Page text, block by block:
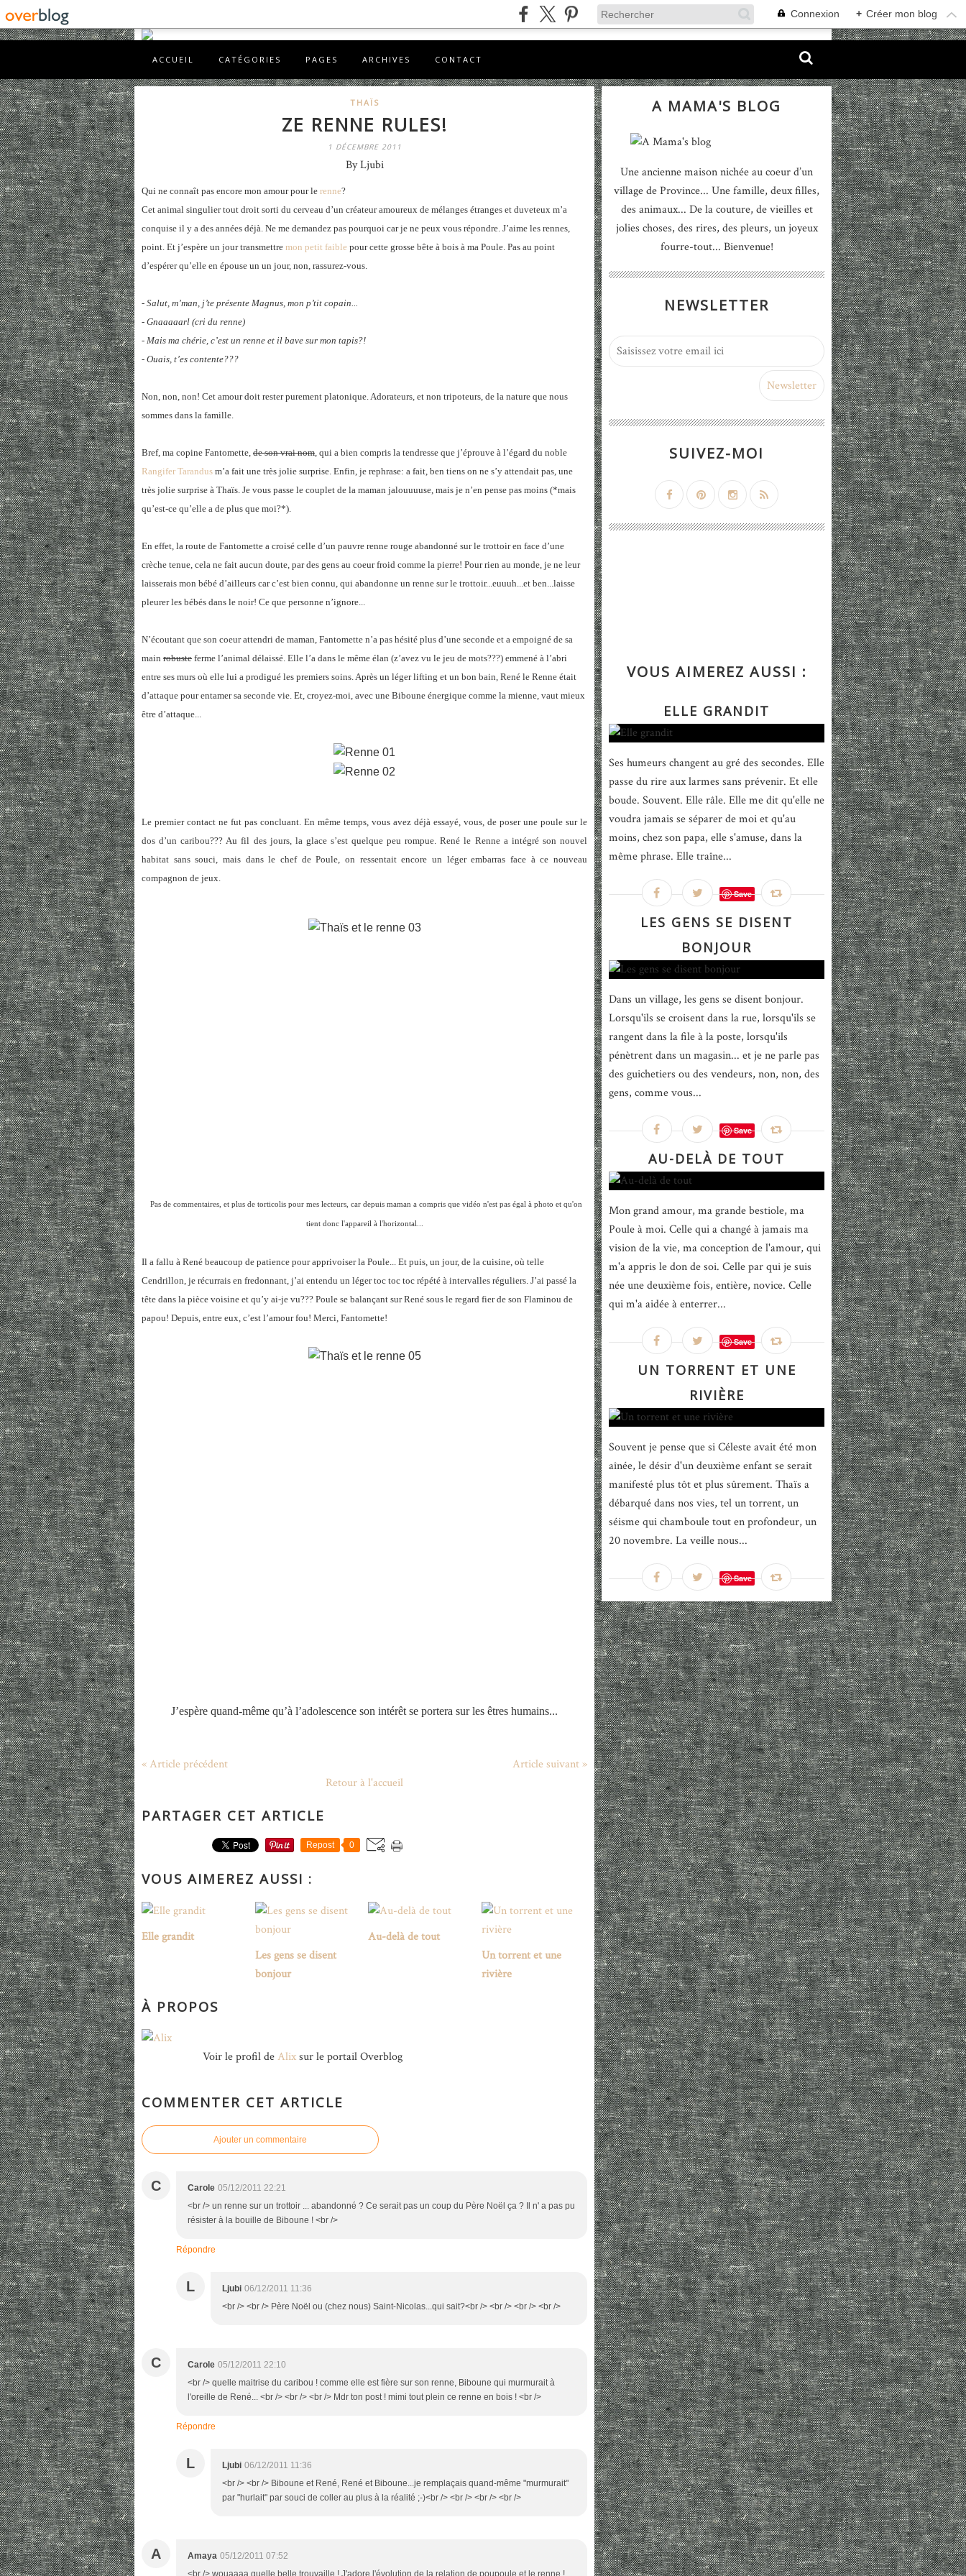
Connexion + Créer mon blog
ACCUEIL CATÉGORIES PAGES ARCHIVES CONTACT
THAÏS
ZE RENNE RULES!
1 DÉCEMBRE 2011
By Ljubi
Qui ne connaît pas encore mon amour pour le renne?
Cet animal singulier tout droit sorti du cerveau d’un créateur amoureux de mélanges étranges et duveteux m’a
conquise il y a des années déjà. Ne me demandez pas pourquoi car je ne peux vous répondre. J’aime les rennes,
point. Et j’espère un jour transmettre mon petit faible pour cette grosse bête à bois à ma Poule. Pas au point
d’espérer qu’elle en épouse un un jour, non, rassurez-vous.
- Salut, m’man, j’te présente Magnus, mon p’tit copain...
- Gnaaaaarl (cri du renne)
- Mais ma chérie, c’est un renne et il bave sur mon tapis?!
- Ouais, t’es contente???
Non, non, non! Cet amour doit rester purement platonique. Adorateurs, et non tripoteurs, de la nature que nous
sommes dans la famille.
Bref, ma copine Fantomette, de son vrai nom, qui a bien compris la tendresse que j’éprouve à l’égard du noble
Rangifer Tarandus m’a fait une très jolie surprise. Enfin, je rephrase: a fait, ben tiens on ne s’y attendait pas, une
très jolie surprise à Thaïs. Je vous passe le couplet de la maman jalouuuuse, mais je n’en pense pas moins (*mais
qu’est-ce qu’elle a de plus que moi?*).
En effet, la route de Fantomette a croisé celle d’un pauvre renne rouge abandonné sur le trottoir en face d’une
crèche tenue, cela ne fait aucun doute, par des gens au coeur froid comme la pierre! Pour rien au monde, je ne leur
laisserais mon bébé d’ailleurs car c’est bien connu, qui abandonne un renne sur le trottoir...euuuh...et ben...laisse
pleurer les bébés dans le noir! Ce que personne n’ignore...
N’écoutant que son coeur attendri de maman, Fantomette n’a pas hésité plus d’une seconde et a empoigné de sa
main robuste ferme l’animal délaissé. Elle l’a dans le même élan (z’avez vu le jeu de mots???) emmené à l’abri
entre ses murs où elle lui a prodigué les premiers soins. Après un léger lifting et un bon bain, René le Renne était
d’attaque pour entamer sa seconde vie. Et, croyez-moi, avec une Biboune énergique comme la mienne, vaut mieux
être d’attaque...
Le premier contact ne fut pas concluant. En même temps, vous avez déjà essayé, vous, de poser une poule sur le
dos d’un caribou??? Au fil des jours, la glace s’est quelque peu rompue. René le Renne a intégré son nouvel
habitat sans souci, mais dans le chef de Poule, on ressentait encore un léger embarras face à ce nouveau
compagnon de jeux.
Pas de commentaires, et plus de torticolis pour mes lecteurs, car depuis maman a compris que vidéo n'est pas égal à photo et qu'on
tient donc l'appareil à l'horizontal...
Il a fallu à René beaucoup de patience pour apprivoiser la Poule... Et puis, un jour, de la cuisine, où telle
Cendrillon, je récurrais en fredonnant, j’ai entendu un léger toc toc toc répété à intervalles réguliers. J’ai passé la
tête dans la pièce voisine et qu’y ai-je vu??? Poule se balançant sur René sous le regard fier de son Flaminou de
papou! Depuis, entre eux, c’est l’amour fou! Merci, Fantomette!
J’espère quand-même qu’à l’adolescence son intérêt se portera sur les êtres humains...
« Article précédent
Article suivant »
Retour à l'accueil
PARTAGER CET ARTICLE
Repost 0
VOUS AIMEREZ AUSSI :
Elle grandit
Les gens se disent
bonjour
Au-delà de tout
Un torrent et une
rivière
À PROPOS
Voir le profil deAlixsur le portail Overblog
COMMENTER CET ARTICLE
Ajouter un commentaire
C Carole 05/12/2011 22:21
<br /> un renne sur un trottoir ... abandonné ? Ce serait pas un coup du Père Noël ça ? Il n' a pas pu
résister à la bouille de Biboune ! <br />
Répondre
L Ljubi 06/12/2011 11:36
<br /> <br /> Père Noël ou (chez nous) Saint-Nicolas...qui sait?<br /> <br /> <br /> <br />
C Carole 05/12/2011 22:10
<br /> quelle maitrise du caribou ! comme elle est fière sur son renne, Biboune qui murmurait à
l'oreille de René... <br /> <br /> <br /> Mdr ton post ! mimi tout plein ce renne en bois ! <br />
Répondre
L Ljubi 06/12/2011 11:36
<br /> <br /> Biboune et René, René et Biboune...je remplaçais quand-même "murmurait"
par "hurlait" par souci de coller au plus à la réalité ;-)<br /> <br /> <br /> <br />
A Amaya 05/12/2011 07:52
<br /> wouaaaa quelle belle trouvaille ! J'adore l'évolution de la relation de poupoule et le renne !
A MAMA'S BLOG
Une ancienne maison nichée au coeur d’un
village de Province... Une famille, deux filles,
des animaux... De la couture, de vieilles et
jolies choses, des rires, des pleurs, un joyeux
fourre-tout... Bienvenue!
NEWSLETTER
SUIVEZ-MOI
VOUS AIMEREZ AUSSI :
ELLE GRANDIT
Ses humeurs changent au gré des secondes. Elle
passe du rire aux larmes sans prévenir. Et elle
boude. Souvent. Elle râle. Elle me dit qu'elle ne
voudra jamais se séparer de moi et qu'au
moins, chez son papa, elle s'amuse, dans la
même phrase. Elle traîne...
Save
LES GENS SE DISENT
BONJOUR
Dans un village, les gens se disent bonjour.
Lorsqu'ils se croisent dans la rue, lorsqu'ils se
rangent dans la file à la poste, lorsqu'ils
pénètrent dans un magasin... et je ne parle pas
des guichetiers ou des vendeurs, non, non, des
gens, comme vous...
Save
AU-DELÀ DE TOUT
Mon grand amour, ma grande bestiole, ma
Poule à moi. Celle qui a changé à jamais ma
vision de la vie, ma conception de l'amour, qui
m'a appris le don de soi. Celle par qui je suis
née une deuxième fois, entière, novice. Celle
qui m'a aidée à enterrer...
Save
UN TORRENT ET UNE
RIVIÈRE
Souvent je pense que si Céleste avait été mon
aînée, le désir d'un deuxième enfant se serait
manifesté plus tôt et plus sûrement. Thaïs a
débarqué dans nos vies, tel un torrent, un
séisme qui chamboule tout en profondeur, un
20 novembre. La veille nous...
Save